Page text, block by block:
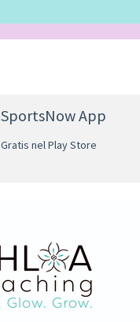
SportsNow App
Gratis nel Play Store